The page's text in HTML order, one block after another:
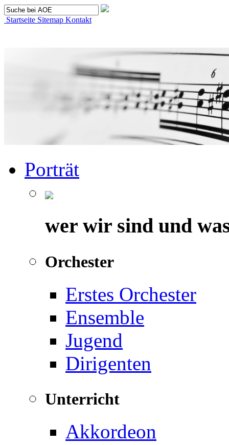
Startseite Sitemap Kontakt
Porträt
wer wir sind und
Orchester
Erstes Orchester
Ensemble
Jugend
Dirigenten
Unterricht
Akkordeon